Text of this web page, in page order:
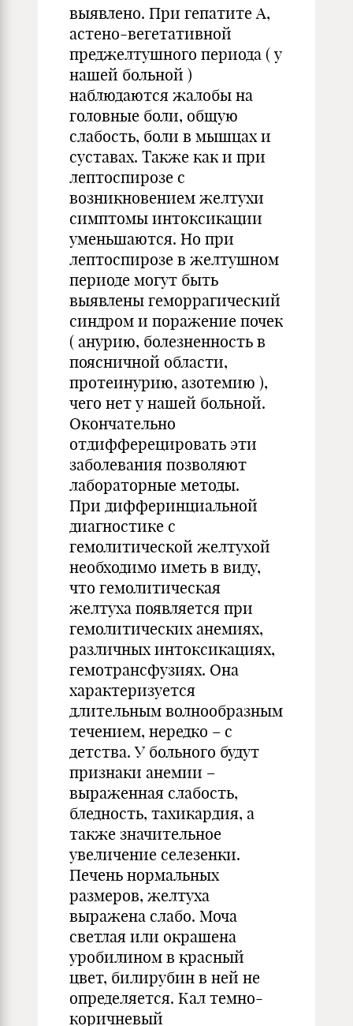
выявлено. При гепатите А,
астено-вегетативной
преджелтушного периода ( у
нашей больной )
наблюдаются жалобы на
головные боли, общую
слабость, боли в мышцах и
суставах. Также как и при
лептоспирозе с
возникновением желтухи
симптомы интоксикации
уменьшаются. Но при
лептоспирозе в желтушном
периоде могут быть
выявлены геморрагический
синдром и поражение почек
( анурию, болезненность в
поясничной области,
протеинурию, азотемию ),
чего нет у нашей больной.
Окончательно
отдифферецировать эти
заболевания позволяют
лабораторные методы.
При дифферинциальной
диагностике с
гемолитической желтухой
необходимо иметь в виду,
что гемолитическая
желтуха появляется при
гемолитических анемиях,
различных интоксикациях,
гемотрансфузиях. Она
характеризуется
длительным волнообразным
течением, нередко – с
детства. У больного будут
признаки анемии –
выраженная слабость,
бледность, тахикардия, а
также значительное
увеличение селезенки.
Печень нормальных
размеров, желтуха
выражена слабо. Моча
светлая или окрашена
уробилином в красный
цвет, билирубин в ней не
определяется. Кал темно-
коричневый